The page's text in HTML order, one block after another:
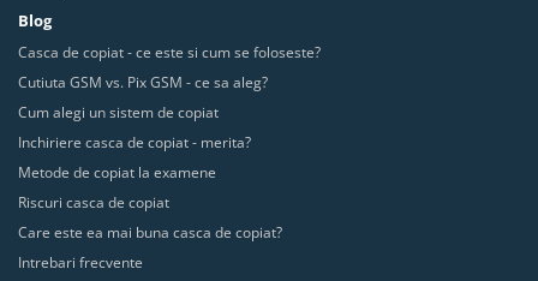
Blog
Casca de copiat - ce este si cum se foloseste?
Cutiuta GSM vs. Pix GSM - ce sa aleg?
Cum alegi un sistem de copiat
Inchiriere casca de copiat - merita?
Metode de copiat la examene
Riscuri casca de copiat
Care este ea mai buna casca de copiat?
Intrebari frecvente